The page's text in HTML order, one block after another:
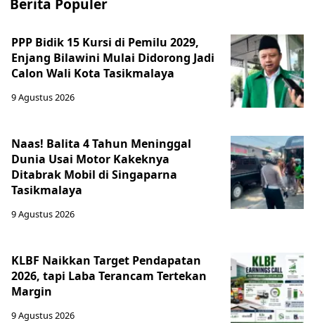
Berita Populer
PPP Bidik 15 Kursi di Pemilu 2029,
Enjang Bilawini Mulai Didorong Jadi
Calon Wali Kota Tasikmalaya
9 Agustus 2026
Naas! Balita 4 Tahun Meninggal
Dunia Usai Motor Kakeknya
Ditabrak Mobil di Singaparna
Tasikmalaya
9 Agustus 2026
KLBF Naikkan Target Pendapatan
2026, tapi Laba Terancam Tertekan
Margin
9 Agustus 2026